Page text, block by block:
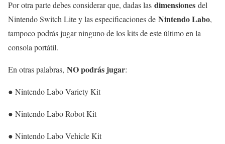
Por otra parte debes considerar que, dadas las dimensiones del
Nintendo Switch Lite y las especificaciones de Nintendo Labo,
tampoco podrás jugar ninguno de los kits de este último en la
consola portátil.
En otras palabras, NO podrás jugar:
● Nintendo Labo Variety Kit
● Nintendo Labo Robot Kit
● Nintendo Labo Vehicle Kit